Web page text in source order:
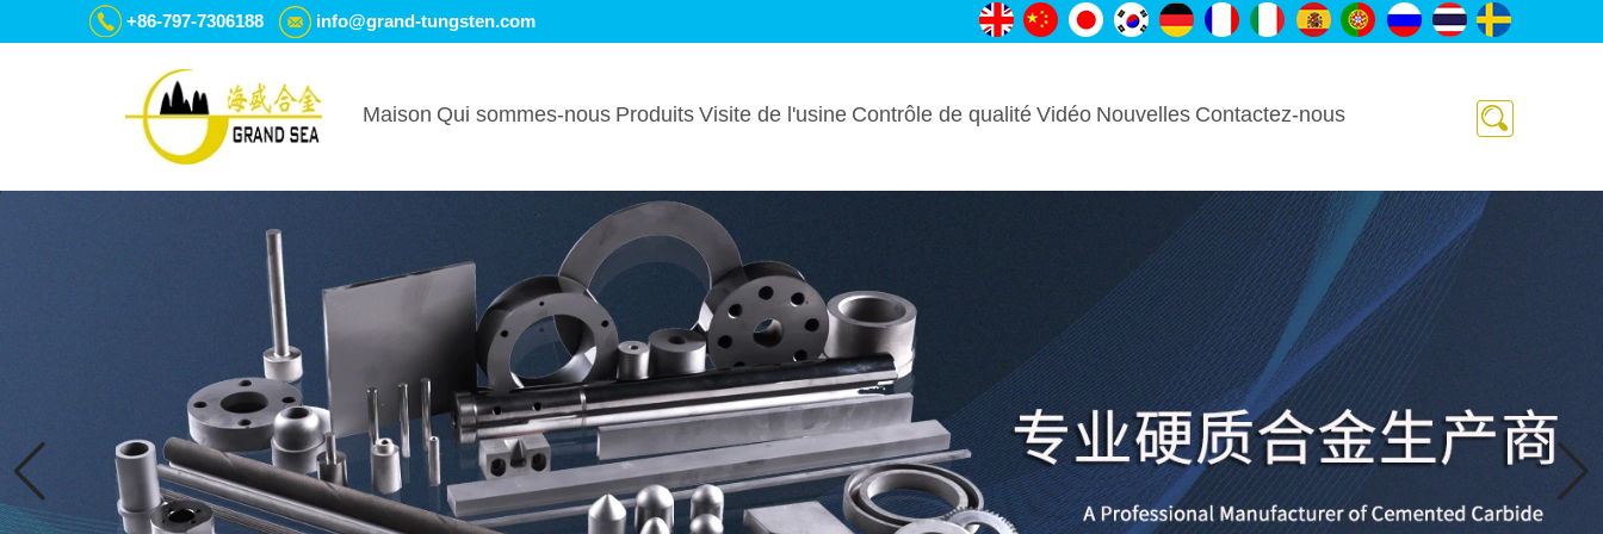
+86-797-7306188 info@grand-tungsten.com
Maison Qui sommes-nous Produits Visite de l'usine Contrôle de qualité Vidéo Nouvelles Contactez-nous